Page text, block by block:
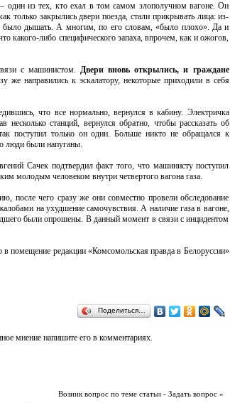
один из тех, кто ехал в том самом злополучном вагоне. Он
только закрылись двери поезда, стали прикрывать лица: из-
было дышать. А многим, по его словам, «было плохо». Да и
какого-либо специфического запаха, впрочем, как и ожогов,
с машинистом.Двери вновь открылись, и граждане
же направились к эскалатору, некоторые приходили в себя
что все нормально, вернулся в кабину. Электричка
станций, вернулся обратно, чтобы рассказать об
поступил только он один. Больше никто не обращался к
люди были напуганы.
Сачек подтвердил факт того, что машинисту поступил
молодым человеком внутри четвертого вагона газа.
после чего сразу же они совместно провели обследование
на ухудшение самочувствия. А наличие газа в вагоне,
были опрошены. В данный момент в связи с инцидентом
помещение редакции «Комсомольская правда в Белоруссии»
Поделиться…
мнение напишите его в комментариях.
Возник вопрос по теме статьи - Задать вопрос »